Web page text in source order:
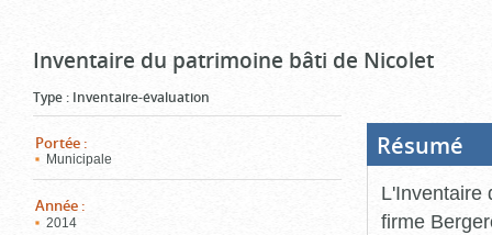
Inventaire du patrimoine bâti de Nicolet
Type : Inventaire-évaluation
Portée :
Municipale
Année :
2014
Résumé
L'Inventaire
firme